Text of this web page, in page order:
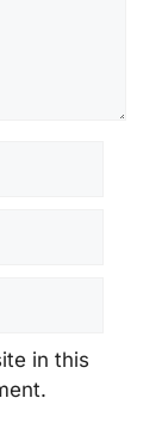
in this